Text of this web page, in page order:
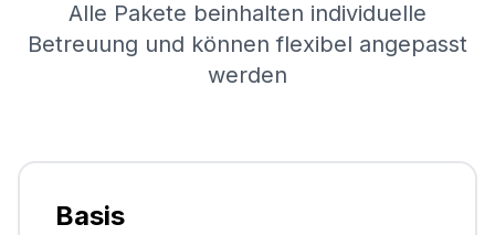
Alle Pakete beinhalten individuelle
Betreuung und können flexibel angepasst
werden
Basis